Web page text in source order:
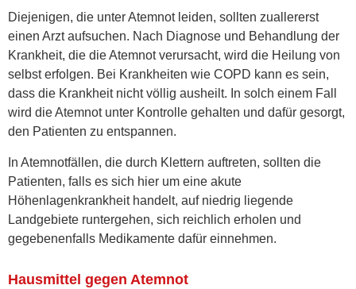
Diejenigen, die unter Atemnot leiden, sollten zuallererst
einen Arzt aufsuchen. Nach Diagnose und Behandlung der
Krankheit, die die Atemnot verursacht, wird die Heilung von
selbst erfolgen. Bei Krankheiten wie COPD kann es sein,
dass die Krankheit nicht völlig ausheilt. In solch einem Fall
wird die Atemnot unter Kontrolle gehalten und dafür gesorgt,
den Patienten zu entspannen.
In Atemnotfällen, die durch Klettern auftreten, sollten die
Patienten, falls es sich hier um eine akute
Höhenlagenkrankheit handelt, auf niedrig liegende
Landgebiete runtergehen, sich reichlich erholen und
gegebenenfalls Medikamente dafür einnehmen.
Hausmittel gegen Atemnot